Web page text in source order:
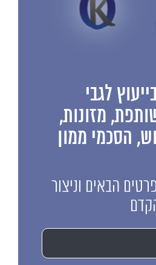
לגבי
מזונות,
הסכמי ממון
הבאים וניצור